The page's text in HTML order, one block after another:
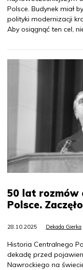
Polsce. Budynek miał
polityki modernizacji
Aby osiągnąć ten cel,
50 lat rozmów
Polsce.
28.10.2025 Dekada Gierka
Historia Centralnego
dekadę przed
Nawrockiego na